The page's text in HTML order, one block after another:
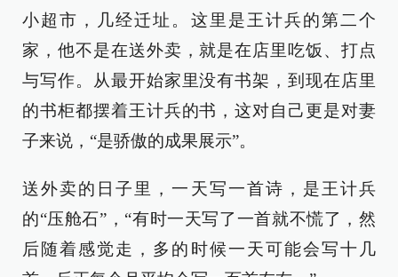
小超市，几经迁址。这里是王计兵的第二个
家，他不是在送外卖，就是在店里吃饭、打点
与写作。从最开始家里没有书架，到现在店里
的书柜都摆着王计兵的书，这对自己更是对妻
子来说，“是骄傲的成果展示”。
送外卖的日子里，一天写一首诗，是王计兵
的“压舱石”，“有时一天写了一首就不慌了，然
后随着感觉走，多的时候一天可能会写十几